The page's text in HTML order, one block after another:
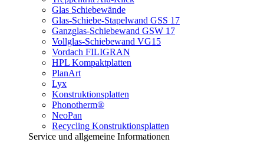
Glas Schiebewände
Glas-Schiebe-Stapelwand GSS 17
Ganzglas-Schiebewand GSW 17
Vollglas-Schiebewand VG15
Vordach FILIGRAN
HPL Kompaktplatten
PlanArt
Lyx
Konstruktionsplatten
Phonotherm®
NeoPan
Recycling Konstruktionsplatten
Service und allgemeine Informationen